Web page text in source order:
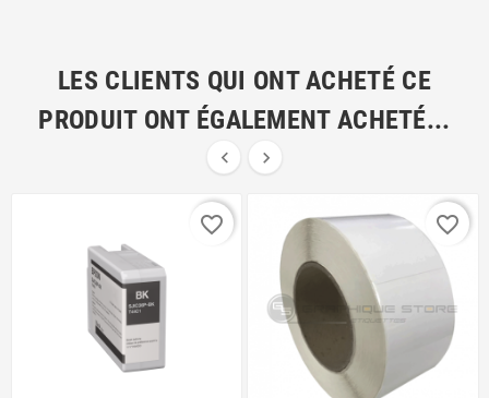
LES CLIENTS QUI ONT ACHETÉ CE
PRODUIT ONT ÉGALEMENT ACHETÉ...
 
favorite_border favorite_border